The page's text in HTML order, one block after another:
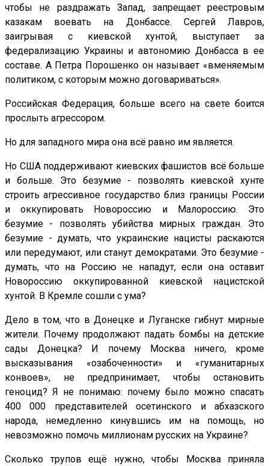
чтобы не раздражать Запад, запрещает реестровым
казакам воевать на Донбассе. Сергей Лавров,
заигрывая с киевской хунтой, выступает за
федерализацию Украины и автономию Донбасса в ее
составе. А Петра Порошенко он называет «вменяемым
политиком, с которым можно договариваться».
Российская Федерация, больше всего на свете боится
прослыть агрессором.
Но для западного мира она всё равно им является.
Но США поддерживают киевских фашистов всё больше
и больше. Это безумие - позволять киевской хунте
строить агрессивное государство близ границы России
и оккупировать Новороссию и Малороссию. Это
безумие - позволять убийства мирных граждан. Это
безумие - думать, что украинские нацисты раскаются
или передумают, или станут демократами. Это безумие -
думать, что на Россию не нападут, если она оставит
Новороссию оккупированной киевской нацистской
хунтой. В Кремле сошли с ума?
Дело в том, что в Донецке и Луганске гибнут мирные
жители. Почему продолжают падать бомбы на детские
сады Донецка? И почему Москва ничего, кроме
высказывания «озабоченности» и «гуманитарных
конвоев», не предпринимает, чтобы остановить
геноцид? Я не понимаю: почему было можно спасать
400 000 представителей осетинского и абхазского
народа, немедленно кинувшись им на помощь, но
невозможно помочь миллионам русских на Украине?
Сколько трупов ещё нужно, чтобы Москва приняла